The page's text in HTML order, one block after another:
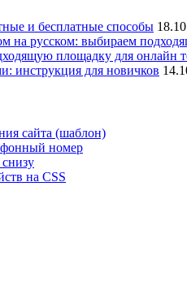
и бесплатные способы
на русском: выбираем
площадку для онлайн
инструкция для новичков
сайта (шаблон)
номер
на CSS